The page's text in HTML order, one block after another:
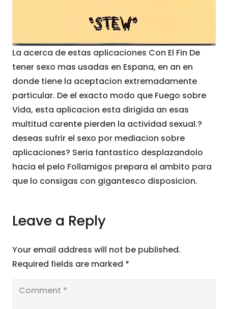
La acerca de estas aplicaciones Con El Fin De
tener sexo mas usadas en Espana, en an en
donde tiene la aceptacion extremadamente
particular. De el exacto modo que Fuego sobre
Vida, esta aplicacion esta dirigida an esas
multitud carente pierden la actividad sexual.?
deseas sufrir el sexo por mediacion sobre
aplicaciones? Seria fantastico desplazandolo
hacia el pelo Follamigos prepara el ambito para
que lo consigas con gigantesco disposicion.
Leave a Reply
Your email address will not be published.
Required fields are marked *